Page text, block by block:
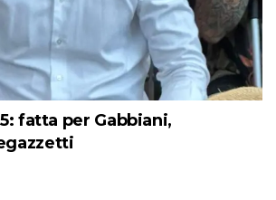
fatta per Gabbiani,